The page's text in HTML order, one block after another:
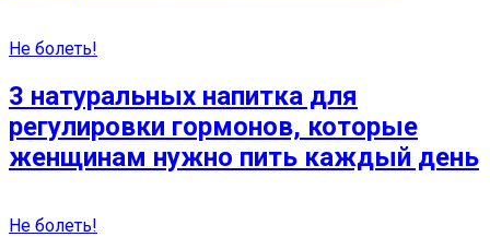
Не болеть!
3 натуральных напитка для
регулировки гормонов, которые
женщинам нужно пить каждый день
Не болеть!